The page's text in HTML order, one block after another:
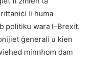
li huma
politiku wara l-Brexit.
ġenerali u kien
minnhom dam